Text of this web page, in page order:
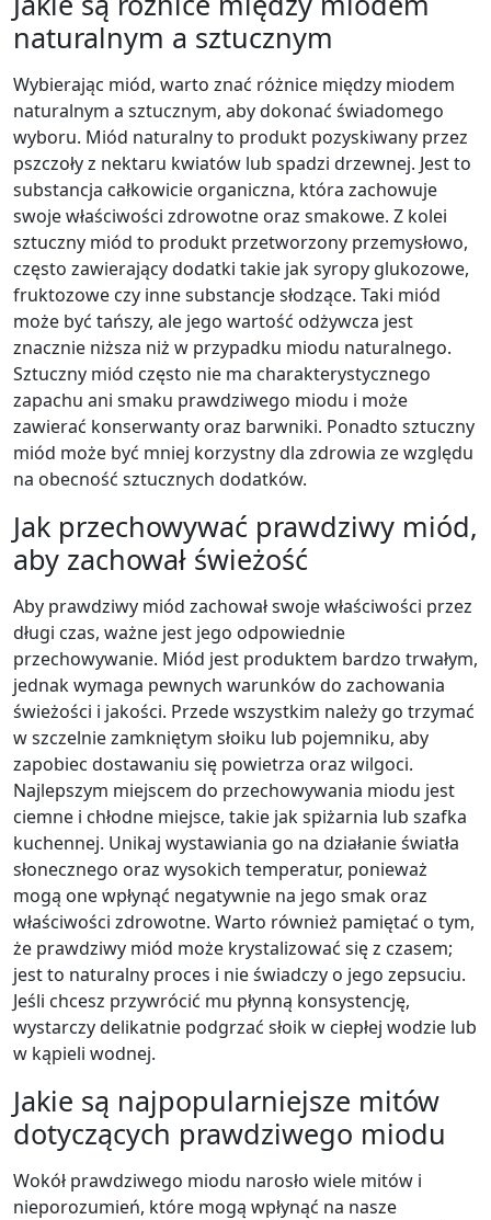
naturalnym a sztucznym
Wybierając miód, warto znać różnice między miodem
naturalnym a sztucznym, aby dokonać świadomego
wyboru. Miód naturalny to produkt pozyskiwany przez
pszczoły z nektaru kwiatów lub spadzi drzewnej. Jest to
substancja całkowicie organiczna, która zachowuje
swoje właściwości zdrowotne oraz smakowe. Z kolei
sztuczny miód to produkt przetworzony przemysłowo,
często zawierający dodatki takie jak syropy glukozowe,
fruktozowe czy inne substancje słodzące. Taki miód
może być tańszy, ale jego wartość odżywcza jest
znacznie niższa niż w przypadku miodu naturalnego.
Sztuczny miód często nie ma charakterystycznego
zapachu ani smaku prawdziwego miodu i może
zawierać konserwanty oraz barwniki. Ponadto sztuczny
miód może być mniej korzystny dla zdrowia ze względu
na obecność sztucznych dodatków.
Jak przechowywać prawdziwy miód,
aby zachował świeżość
Aby prawdziwy miód zachował swoje właściwości przez
długi czas, ważne jest jego odpowiednie
przechowywanie. Miód jest produktem bardzo trwałym,
jednak wymaga pewnych warunków do zachowania
świeżości i jakości. Przede wszystkim należy go trzymać
w szczelnie zamkniętym słoiku lub pojemniku, aby
zapobiec dostawaniu się powietrza oraz wilgoci.
Najlepszym miejscem do przechowywania miodu jest
ciemne i chłodne miejsce, takie jak spiżarnia lub szafka
kuchennej. Unikaj wystawiania go na działanie światła
słonecznego oraz wysokich temperatur, ponieważ
mogą one wpłynąć negatywnie na jego smak oraz
właściwości zdrowotne. Warto również pamiętać o tym,
że prawdziwy miód może krystalizować się z czasem;
jest to naturalny proces i nie świadczy o jego zepsuciu.
Jeśli chcesz przywrócić mu płynną konsystencję,
wystarczy delikatnie podgrzać słoik w ciepłej wodzie lub
w kąpieli wodnej.
Jakie są najpopularniejsze mitów
dotyczących prawdziwego miodu
Wokół prawdziwego miodu narosło wiele mitów i
nieporozumień, które mogą wpłynąć na nasze